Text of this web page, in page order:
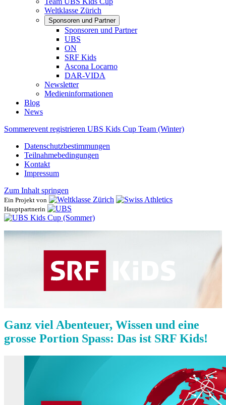
Weltklasse Zürich
Sponsoren und Partner
Sponsoren und Partner
UBS
ON
SRF Kids
Ascona ​Locarno
DAR-VIDA
Newsletter
Medieninformationen
Blog
News
Sommerevent registrieren UBS Kids Cup Team (Winter)
Datenschutzbestimmungen
Teilnahmebedingungen
Kontakt
Impressum
Zum Inhalt springen
Ein Projekt von
Hauptpartnerin
Ganz viel Abenteuer, Wissen und eine
grosse Portion Spass: Das ist SRF Kids!